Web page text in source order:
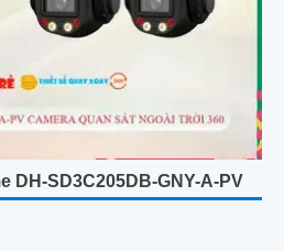
DH-SD3C205DB-GNY-A-PV